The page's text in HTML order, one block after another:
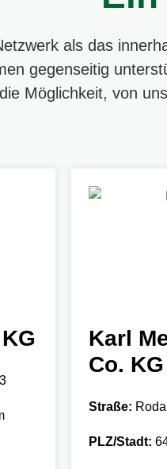
als das
gegenseitig
Möglichkeit, von
Karl
Co. KG
Straße:
PLZ/Stadt: